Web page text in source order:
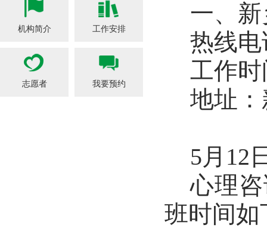
机构简介 工作安排
志愿者 我要预约
一、
热线
工作
地址
5月 12
心理
班时间如